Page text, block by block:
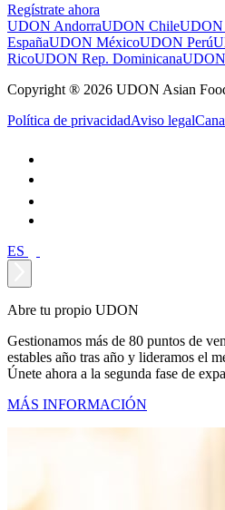
Regístrate ahora
UDON AndorraUDON ChileUDON
EspañaUDON MéxicoUDON Perú
RicoUDON Rep. Dominicana
Copyright ® 2026 UDON Asian
Política de privacidadAviso legal
ES
Abre tu propio UDON
Gestionamos más de 80 puntos de
estables año tras año y lideramos el
Únete ahora a la segunda fase de
MÁS INFORMACIÓN